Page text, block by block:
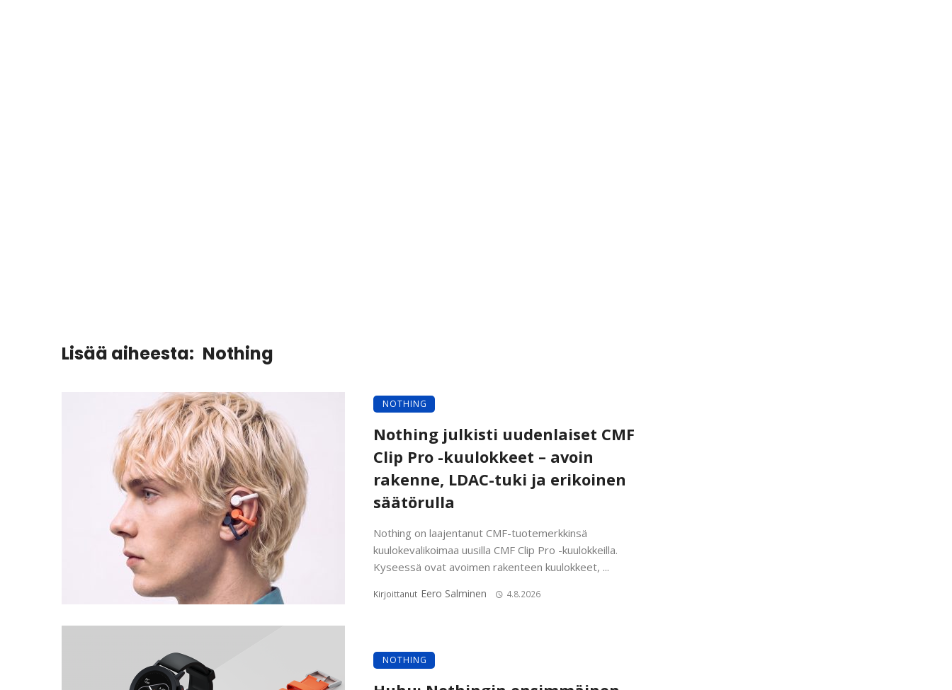
Lisää aiheesta: Nothing
NOTHING
Nothing julkisti uudenlaiset CMF
Clip Pro -kuulokkeet – avoin
rakenne, LDAC-tuki ja erikoinen
säätörulla
Nothing on laajentanut CMF-tuotemerkkinsä
kuulokevalikoimaa uusilla CMF Clip Pro -kuulokkeilla.
Kyseessä ovat avoimen rakenteen kuulokkeet, ...
Kirjoittanut Eero Salminen 4.8.2026
NOTHING